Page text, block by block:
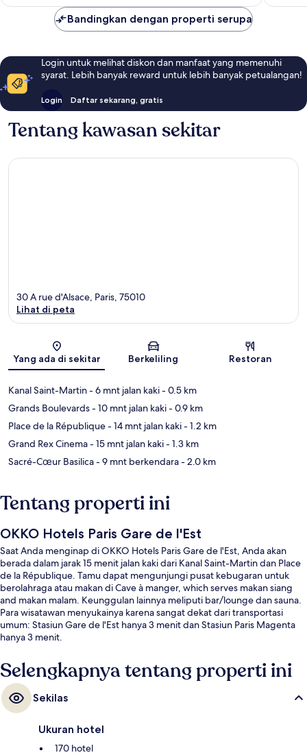
Bandingkan dengan properti serupa
Login untuk melihat diskon dan manfaat yang memenuhi
syarat. Lebih banyak reward untuk lebih banyak petualangan!
Login Daftar sekarang, gratis
Tentang kawasan sekitar
Peta
30 A rue d'Alsace, Paris, 75010
Lihat di peta
Yang ada di sekitar Berkeliling Restoran
Kanal Saint-Martin- 6 mnt jalan kaki- 0.5 km
Grands Boulevards- 10 mnt jalan kaki- 0.9 km
Place de la République- 14 mnt jalan kaki- 1.2 km
Grand Rex Cinema- 15 mnt jalan kaki- 1.3 km
Sacré-Cœur Basilica- 9 mnt berkendara- 2.0 km
Tentang properti ini
OKKO Hotels Paris Gare de l'Est
Saat Anda menginap di OKKO Hotels Paris Gare de l'Est, Anda akan
berada dalam jarak 15 menit jalan kaki dari Kanal Saint-Martin dan Place
de la République. Tamu dapat mengunjungi pusat kebugaran untuk
berolahraga atau makan di Cave à manger, which serves makan siang
and makan malam. Keunggulan lainnya meliputi bar/lounge dan sauna.
Para wisatawan menyukainya karena sangat dekat dari transportasi
umum: Stasiun Gare de l'Est hanya 3 menit dan Stasiun Paris Magenta
hanya 3 menit.
Selengkapnya tentang properti ini
Sekilas
Ukuran hotel
170 hotel